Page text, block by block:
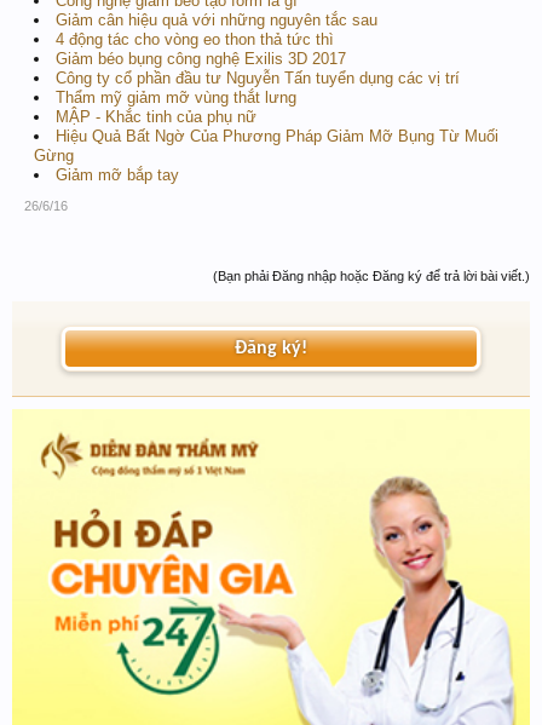
Giảm cân hiệu quả với những nguyên tắc sau
4 động tác cho vòng eo thon thả tức thì
Giảm béo bụng công nghệ Exilis 3D 2017
Công ty cổ phần đầu tư Nguyễn Tấn tuyển dụng các vị trí
Thẩm mỹ giảm mỡ vùng thắt lưng
MẬP - Khắc tinh của phụ nữ
Hiệu Quả Bất Ngờ Của Phương Pháp Giảm Mỡ Bụng Từ Muối
Gừng
Giảm mỡ bắp tay
26/6/16
(Bạn phải Đăng nhập hoặc Đăng ký để trả lời bài viết.)
Đăng ký!